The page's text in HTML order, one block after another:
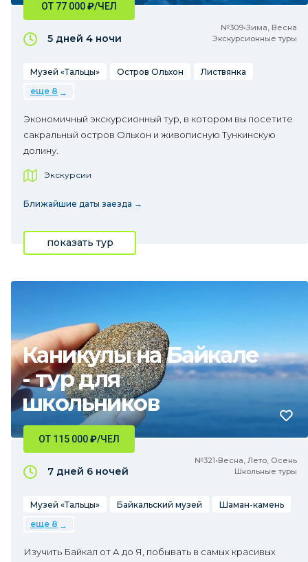
№309•Зима, Весна
Экскурсионные туры
ОТ 77 000₽/ЧЕЛ
5 дней 4 ночи
Музей «Тальцы» Остров Ольхон
Листвянка
еще 8
Экономичный экскурсионный тур, в котором вы посетите
сакральный остров Ольхон и живописную Тункинскую
долину.
Экскурсии
Ближайшие даты заезда →
показать тур
Каникулы на Байкале
- тур для
школьников
№321•Весна, Лето, Осень
Школьные туры
ОТ 115 000₽/ЧЕЛ
7 дней 6 ночей
Музей «Тальцы» Байкальский музей
Шаман-камень
еще 8
Изучить Байкал от А до Я, побывать в самых красивых